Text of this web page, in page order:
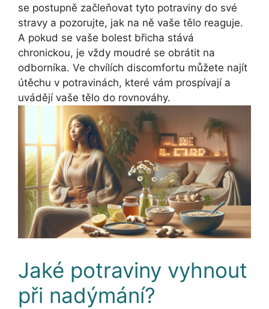
se postupně začleňovat tyto potraviny do své
stravy a pozorujte, jak na ně vaše tělo reaguje.
A pokud se vaše bolest břicha stává
chronickou, je vždy moudré se obrátit na
odborníka. Ve chvílích discomfortu můžete najít
útěchu v potravinách, které vám prospívají a
uvádějí vaše tělo do rovnováhy.
Jaké potraviny vyhnout
při nadýmání?